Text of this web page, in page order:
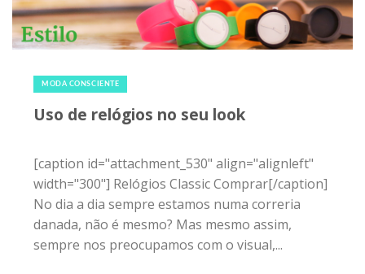
MODA CONSCIENTE
Uso de relógios no seu look
[caption id="attachment_530" align="alignleft"
width="300"] Relógios Classic Comprar[/caption]
No dia a dia sempre estamos numa correria
danada, não é mesmo? Mas mesmo assim,
sempre nos preocupamos com o visual,...